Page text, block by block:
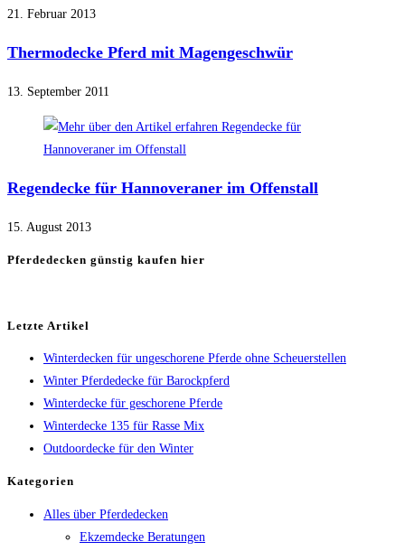
21. Februar 2013
Thermodecke Pferd mit Magengeschwür
13. September 2011
Regendecke für Hannoveraner im Offenstall
15. August 2013
Pferdedecken günstig kaufen hier
Letzte Artikel
Winterdecken für ungeschorene Pferde ohne Scheuerstellen
Winter Pferdedecke für Barockpferd
Winterdecke für geschorene Pferde
Winterdecke 135 für Rasse Mix
Outdoordecke für den Winter
Kategorien
Alles über Pferdedecken
Ekzemdecke Beratungen